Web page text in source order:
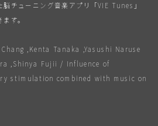
脳チューニング音楽アプリ「VIE Tunes」
す。
Chang ,Kenta Tanaka ,Yasushi Naruse
,Shinya Fujii / Influence of
stimulation combined with music on